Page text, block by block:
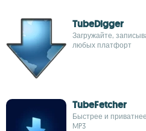
TubeDigger
Загружайте,
любых платфорт
TubeFetcher
Быстрее и
MP3